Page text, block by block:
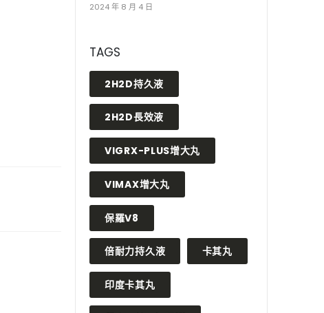
2024 年 8 月 4 日
TAGS
2H2D持久液
2H2D長效液
VIGRX-PLUS增大丸
VIMAX增大丸
保羅V8
倍耐力持久液 卡其丸
印度卡其丸